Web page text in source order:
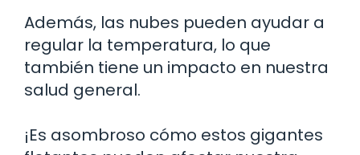
Además, las nubes pueden ayudar a
regular la temperatura, lo que
también tiene un impacto en nuestra
salud general.
¡Es asombroso cómo estos gigantes